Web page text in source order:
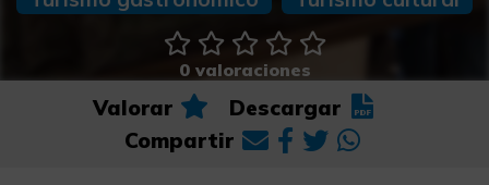
0 valoraciones
Valorar
Descargar
Compartir